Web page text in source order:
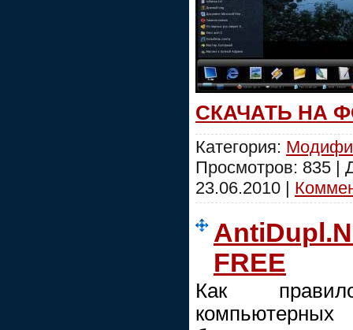
СКАЧАТЬ НА
Категория:
Просмотров: 835 |
23.06.2010
FREE
Как
компьютерных